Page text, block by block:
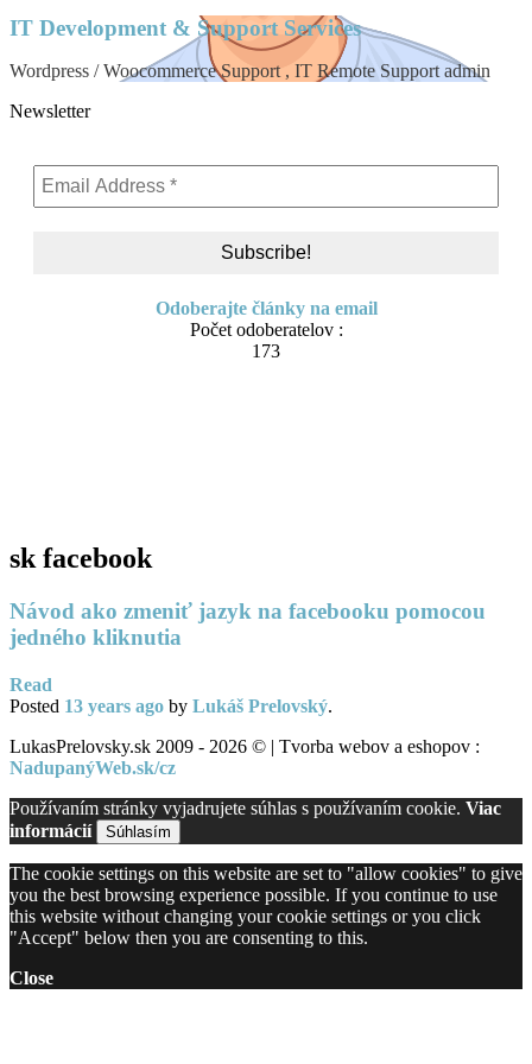
IT Development & Support Services
Wordpress / Woocommerce Support , IT Remote Support admin
Newsletter
Odoberajte články na email
Počet odoberatelov :
173
sk facebook
Návod ako zmeniť jazyk na facebooku pomocou
jedného kliknutia
Read
Posted 13 years ago by Lukáš Prelovský.
LukasPrelovsky.sk 2009 - 2026 © | Tvorba webov a eshopov :
NadupanýWeb.sk/cz
Používaním stránky vyjadrujete súhlas s používaním cookie. Viac
informácií
Súhlasím
The cookie settings on this website are set to "allow cookies" to give
you the best browsing experience possible. If you continue to use
this website without changing your cookie settings or you click
"Accept" below then you are consenting to this.
Close